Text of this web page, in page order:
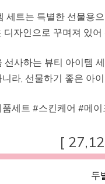
세트는 특별한 선물용
디자인으로 꾸며져 있
선사하는 뷰티 아이템
라, 선물하기 좋은 아
세트 #스킨케어 #메
[
두